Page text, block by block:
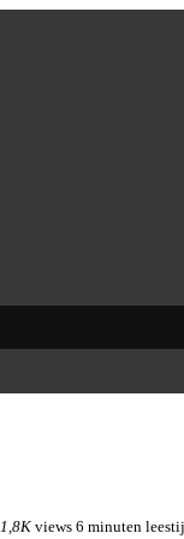
1,8K views 6 minuten